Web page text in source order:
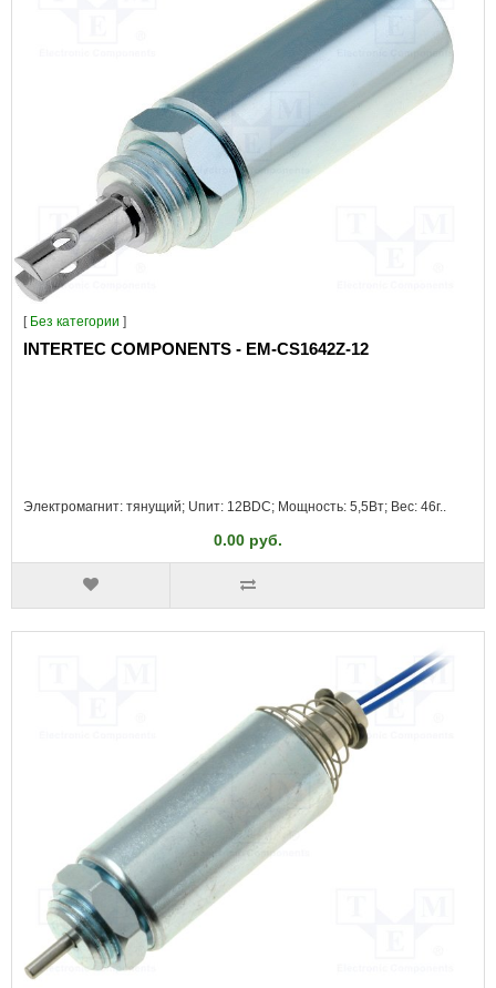
[ Без категории ]
INTERTEC COMPONENTS - EM-CS1642Z-12
Электромагнит: тянущий; Uпит: 12ВDC; Мощность: 5,5Вт; Вес: 46г..
0.00 руб.